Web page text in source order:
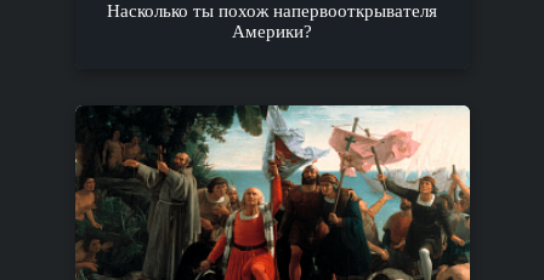
Насколько ты похож напервооткрывателя
Америки?